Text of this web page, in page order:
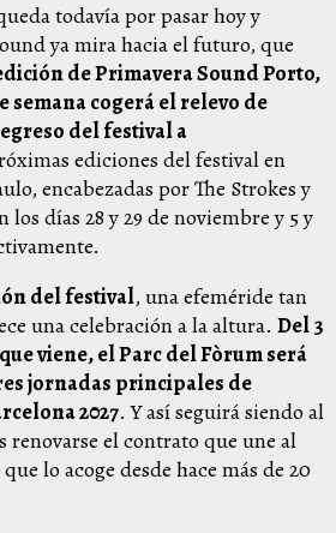
todavía por pasar hoy y
ya mira hacia el futuro, que
de Primavera Sound Porto,
semana cogerá el relevo de
del festival a
ediciones del festival en
encabezadas por The Strokes y
los días 28 y 29 de noviembre y 5 y
del festival, una efeméride tan
una celebración a la altura. Del 3
viene, el Parc del Fòrum será
jornadas principales de
2027. Y así seguirá siendo al
renovarse el contrato que une al
lo acoge desde hace más de 20